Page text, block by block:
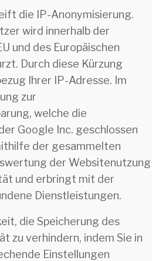
die IP-Anonymisierung.
wird innerhalb der
und des Europäischen
Durch diese Kürzung
Ihrer IP-Adresse. Im
zur
welche die
Google Inc. geschlossen
der gesammelten
der Websitenutzung
und erbringt mit der
Dienstleistungen.
die Speicherung des
zu verhindern, indem Sie in
Einstellungen